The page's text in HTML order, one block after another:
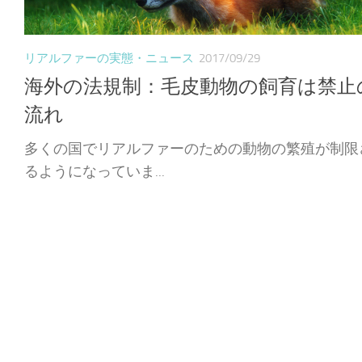
リアルファーの実態・ニュース 2017/09/29
海外の法規制：毛皮動物の飼育は禁止
流れ
多くの国でリアルファーのための動物の繁殖が制
るようになっていま...